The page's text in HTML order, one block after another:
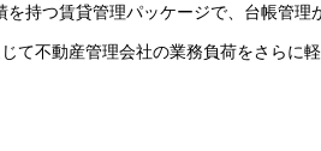
を持つ賃貸管理パッケージで、台帳管
て不動産管理会社の業務負荷をさらに